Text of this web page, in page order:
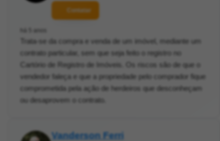
Contatar
há 5 anos
Trata-se da compra e venda de um imóvel, mediante um
contrato particular, sem que seja feito o registro no
Cartório de Registro de Imóveis. Os riscos são de que o
vendedor faleça e que a propriedade pelo comprador fique
comprometida pela ação de herdeiros que desconheçam
ou desaprovem o contrato.
Vanderson Ferri